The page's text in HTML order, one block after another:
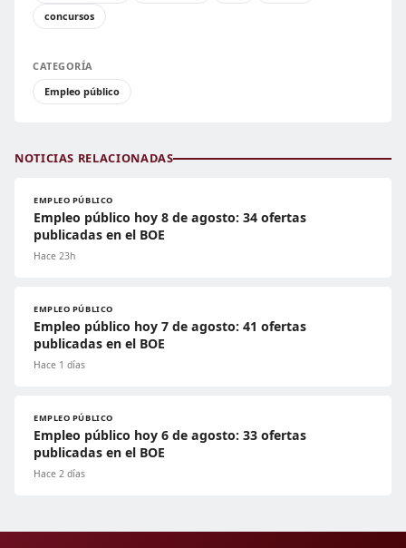
concursos
CATEGORÍA
Empleo público
NOTICIAS RELACIONADAS
EMPLEO PÚBLICO
Empleo público hoy 8 de agosto: 34 ofertas
publicadas en el BOE
Hace 23h
EMPLEO PÚBLICO
Empleo público hoy 7 de agosto: 41 ofertas
publicadas en el BOE
Hace 1 días
EMPLEO PÚBLICO
Empleo público hoy 6 de agosto: 33 ofertas
publicadas en el BOE
Hace 2 días